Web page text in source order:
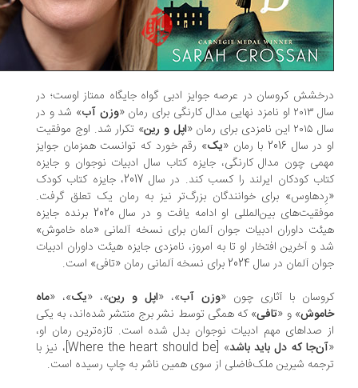
کروسان در عرصه جوایز ادبی گواه جایگاه ممتاز اوست؛ در
وزن آب» شد و در
اپل و رین» تکرار شد. اوج موفقیت
سال 2016 با رمان «
یک» رقم خورد که توانست همزمان جوایز
چون مدال کارنگی، جایزه کتاب سال ادبیات نوجوان و جایزه
کتاب کودکان ایرلند را کسب کند. در سال 2017، جایزه کتاب کودک
برای خوانندگان بزرگ‌تر نیز به رمان یک تعلق گرفت.
موفقیت‌های بین‌المللی او ادامه یافت و در سال 2020 برنده جایزه
داوران ادبیات جوان آلمان برای نسخه آلمانی «ماه خاموش»
و آخرین افتخار او تا به امروز، نامزدی جایزه هیئت داوران ادبیات
در سال 2024 برای نسخه آلمانی رمان «تافی» است.
با آثاری چون «وزن آب»، «اپل و رین »، «یک»، «ماه
» و «تافی» که همگی توسط نشر برج منتشر شده‌اند، به یکی
صداهای مهم ادبیات نوجوان بدل شده است. تازه‌ترین رمان او،
که دل باید باشد
» [Where the heart should be]، نیز با
شیرین ملک‌فاضلی از سوی همین ناشر به چاپ رسیده است.